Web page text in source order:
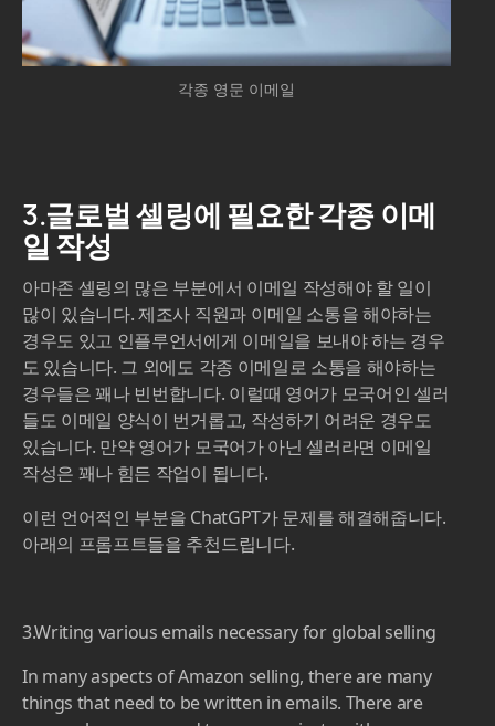
각종 영문 이메일
3.글로벌 셀링에 필요한 각종 이메
일 작성
아마존 셀링의 많은 부분에서 이메일 작성해야 할 일이
많이 있습니다. 제조사 직원과 이메일 소통을 해야하는
경우도 있고 인플루언서에게 이메일을 보내야 하는 경우
경우들은 꽤나 빈번합니다. 이럴때 영어가 모국어인 셀러
들도 이메일 양식이 번거롭고, 작성하기 어려운 경우도
아래의 프롬프트들을 추천드립니다.